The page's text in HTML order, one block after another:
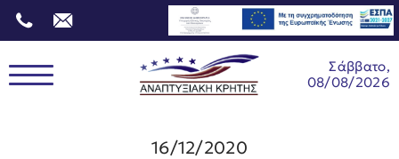
Σάββατο,
08/08/2026
16/12/2020